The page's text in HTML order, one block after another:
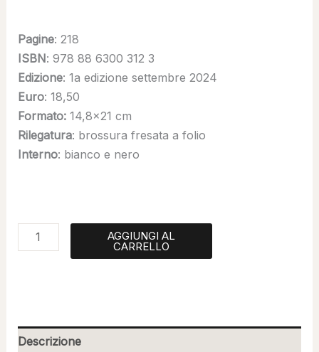
Pagine: 218
ISBN: 978 88 6300 312 3
Edizione: 1a edizione settembre 2024
Euro: 18,50
Formato: 14,8×21 cm
Rilegatura: brossura fresata a folio
Interno: bianco e nero
AGGIUNGI AL
CARRELLO
Descrizione